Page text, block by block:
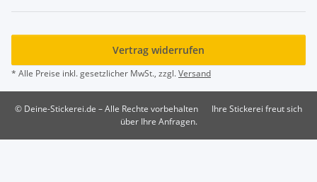
Vertrag widerrufen
* Alle Preise inkl. gesetzlicher MwSt., zzgl.Versand
© Deine-Stickerei.de – Alle Rechte vorbehalten
Ihre Stickerei freut sich
über Ihre Anfragen.